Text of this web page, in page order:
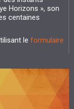
Horizons », son
centaines
le formulaire